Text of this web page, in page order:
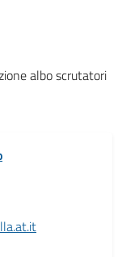
albo scrutatori